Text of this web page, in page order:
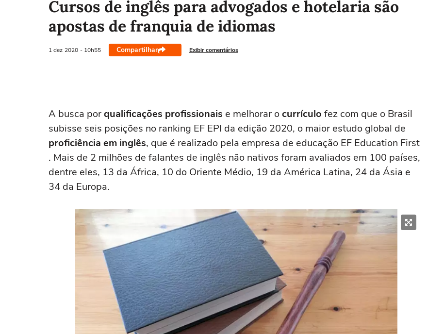
Cursos de inglês para advogados e hotelaria são
apostas de franquia de idiomas
1 dez 2020 - 10h55 Compartilhar Exibir comentários
A busca porqualificações profissionais e melhorar ocurrículo fez com que o Brasil
subisse seis posições no ranking EF EPI da edição 2020, o maior estudo global de
proficiência em inglês, que é realizado pela empresa de educação EF Education First
. Mais de 2 milhões de falantes de inglês não nativos foram avaliados em 100 países,
dentre eles, 13 da África, 10 do Oriente Médio, 19 da América Latina, 24 da Ásia e
34 da Europa.